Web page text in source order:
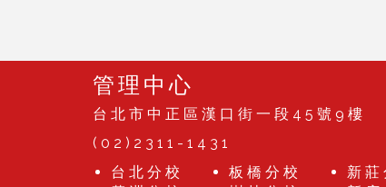
管理中心
台北市中正區漢口街一段45號9樓
(02)2311-1431
台北分校
板橋分校 新莊